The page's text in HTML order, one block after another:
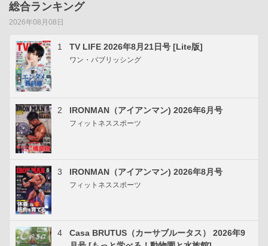
総合ランキング
2026年08月08日
1 TV LIFE 2026年8月21日号 [Lite版]
ワン・パブリッシング
2 IRONMAN（アイアンマン) 2026年6月号
フィットネススポーツ
3 IRONMAN（アイアンマン) 2026年8月号
フィットネススポーツ
4
Casa BRUTUS（カーサブルータス） 2026年9